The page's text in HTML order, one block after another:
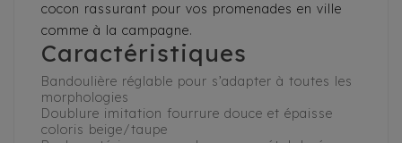
cocon rassurant pour vos promenades en ville
comme à la campagne.
Caractéristiques
Bandoulière réglable pour s’adapter à toutes les
morphologies
Doublure imitation fourrure douce et épaisse
coloris beige/taupe